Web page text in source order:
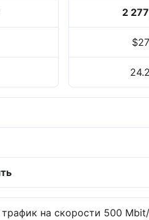
2
на скорости 500